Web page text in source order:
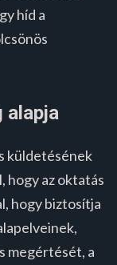
híd a
alapja
küldetésének
hogy az oktatás
hogy biztosítja
megértését, a